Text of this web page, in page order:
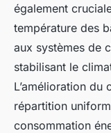
également
température des
aux systèmes de
stabilisant le
L’amélioration du
répartition
consommation